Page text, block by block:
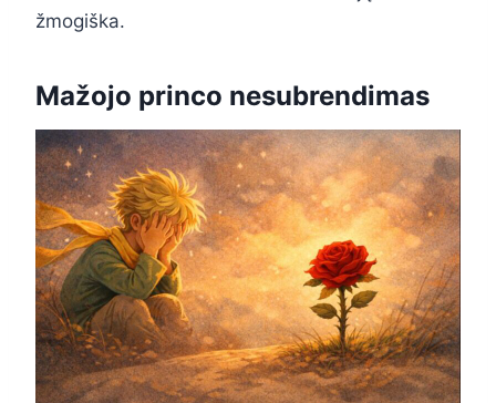
žmogiška.
Mažojo princo nesubrendimas